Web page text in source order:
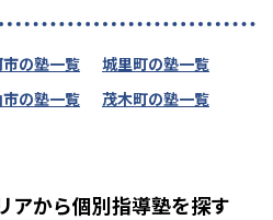
の塾一覧
城里町の塾一覧
の塾一覧
茂木町の塾一覧
アから個別指導塾を探す